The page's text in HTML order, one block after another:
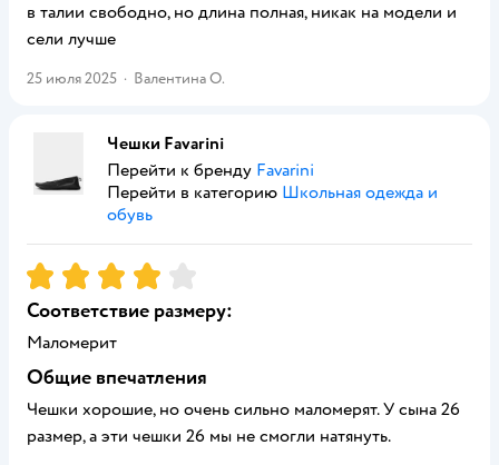
в талии свободно, но длина полная, никак на модели и
сели лучше
25 июля 2025 · Валентина О.
Чешки Favarini
Перейти к бренду Favarini
Перейти в категорию Школьная одежда и
обувь
Рейтинг:4
Соответствие размеру:
Маломерит
Общие впечатления
Чешки хорошие, но очень сильно маломерят. У сына 26
размер, а эти чешки 26 мы не смогли натянуть.